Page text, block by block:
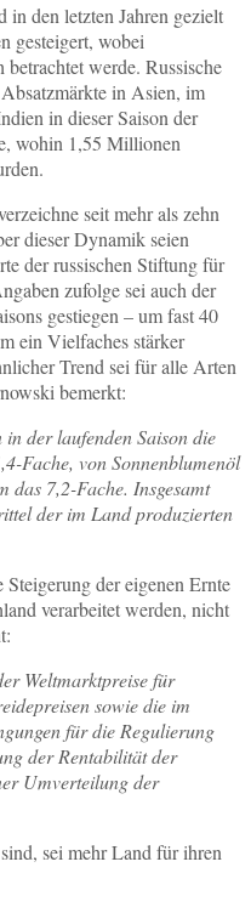
in den letzten Jahren gezielt
gesteigert, wobei
werde. Russische
in Asien, im
in dieser Saison der
wohin 1,55 Millionen
seit mehr als zehn
dieser Dynamik seien
der russischen Stiftung für
zufolge sei auch der
gestiegen – um fast 40
ein Vielfaches stärker
Trend sei für alle Arten
bemerkt:
der laufenden Saison die
Fache, von Sonnenblumenöl
das 7,2-Fache. Insgesamt
der im Land produzierten
der eigenen Ernte
verarbeitet werden, nicht
Weltmarktpreise für
sowie die im
für die Regulierung
der Rentabilität der
Umverteilung der
sei mehr Land für ihren